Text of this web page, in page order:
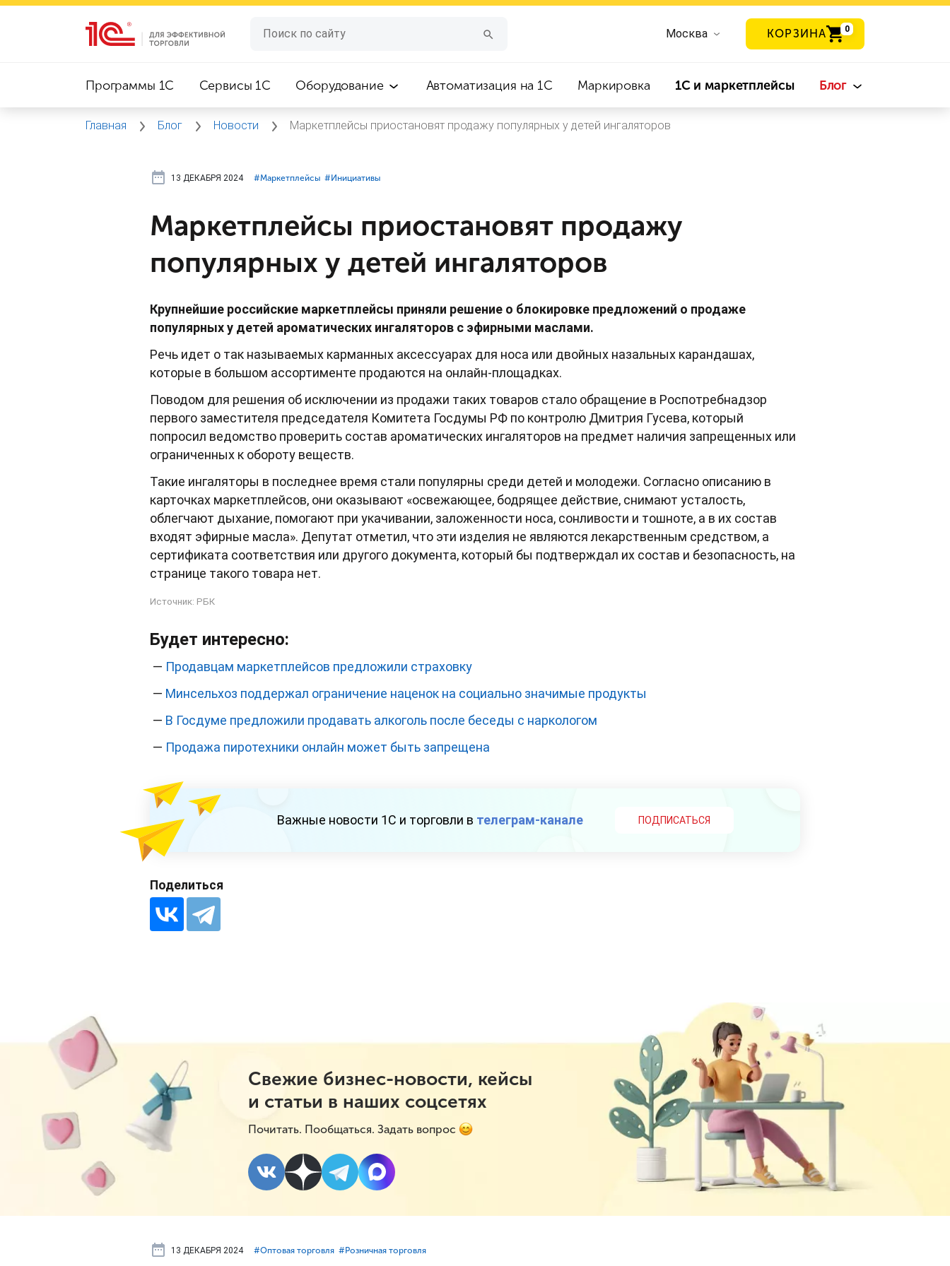
Москва КОРЗИНА 0
Программы 1C Сервисы 1C Оборудование Автоматизация на 1С Маркировка 1С и маркетплейсы Блог
Главная Блог Новости Маркетплейсы приостановят продажу популярных у детей ингаляторов
13 ДЕКАБРЯ 2024 #⁣Маркетплейсы #⁣Инициативы
Маркетплейсы приостановят продажу
популярных у детей ингаляторов
Крупнейшие российские маркетплейсы приняли решение о блокировке предложений о продаже
популярных у детей ароматических ингаляторов с эфирными маслами.
Речь идет о так называемых карманных аксессуарах для носа или двойных назальных карандашах,
которые в большом ассортименте продаются на онлайн-площадках.
Поводом для решения об исключении из продажи таких товаров стало обращение в Роспотребнадзор
первого заместителя председателя Комитета Госдумы РФ по контролю Дмитрия Гусева, который
попросил ведомство проверить состав ароматических ингаляторов на предмет наличия запрещенных или
ограниченных к обороту веществ.
Такие ингаляторы в последнее время стали популярны среди детей и молодежи. Согласно описанию в
карточках маркетплейсов, они оказывают «освежающее, бодрящее действие, снимают усталость,
облегчают дыхание, помогают при укачивании, заложенности носа, сонливости и тошноте, а в их состав
входят эфирные масла». Депутат отметил, что эти изделия не являются лекарственным средством, а
сертификата соответствия или другого документа, который бы подтверждал их состав и безопасность, на
странице такого товара нет.
Источник: РБК
Будет интересно:
— Продавцам маркетплейсов предложили страховку
— Минсельхоз поддержал ограничение наценок на социально значимые продукты
— В Госдуме предложили продавать алкоголь после беседы с наркологом
— Продажа пиротехники онлайн может быть запрещена
Важные новости 1С и торговли в телеграм-канале ПОДПИСАТЬСЯ
Поделиться
Свежие бизнес-новости, кейсы
и статьи в наших соцсетях
Почитать. Пообщаться. Задать вопрос
13 ДЕКАБРЯ 2024 #⁣Оптовая торговля #⁣Розничная торговля